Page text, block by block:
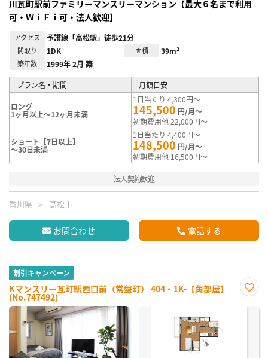
川瓦町駅前ファミリーマンスリーマンション【最大６名まで利用
可・ＷｉＦｉ可・法人歓迎】
アクセス 予讃線「高松駅」徒歩21分
間取り 1DK 面積 39m²
築年数 1999年 2月 築
プラン名・期間 月額目安
ロング
1ヶ月以上～12ヶ月未満
1日当たり 4,300円～
145,500 円/月～
初期費用他 22,000円～
ショート【7日以上】
～30日未満
1日当たり 4,400円～
148,500 円/月～
初期費用他 16,500円～
法人契約歓迎
香川県 高松市
お問合わせ 電話する
割引キャンペーン
Kマンスリー瓦町駅西口前（常盤町） 404・1K-【角部屋】
(No.747492)
に入